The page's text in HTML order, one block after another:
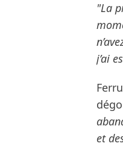
"La
j’ai
et